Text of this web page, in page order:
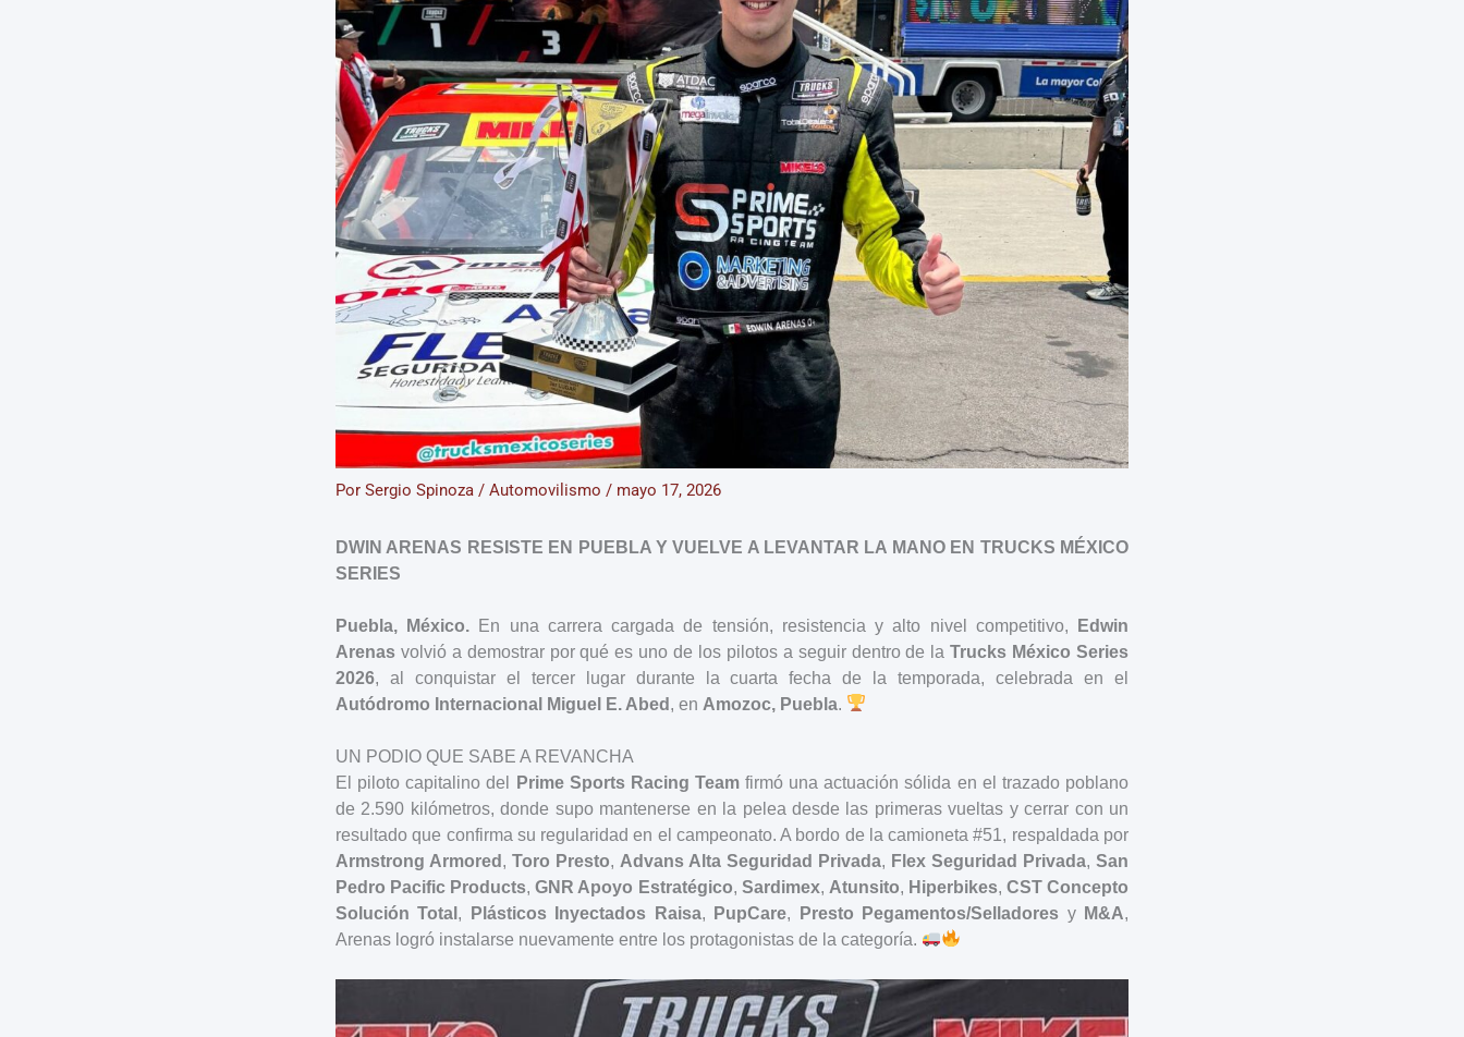
Por Sergio Spinoza / Automovilismo / mayo 17, 2026
DWIN ARENAS RESISTE EN PUEBLA Y VUELVE A LEVANTAR LA MANO EN TRUCKS MÉXICO
SERIES
Puebla, México. En una carrera cargada de tensión, resistencia y alto nivel competitivo,
Edwin
Arenas volvió a demostrar por qué es uno de los pilotos a seguir dentro de laTrucks México Series
2026, al conquistar el tercer lugar durante la cuarta fecha de la temporada, celebrada en el
Autódromo Internacional Miguel E. Abed , en Amozoc, Puebla.
UN PODIO QUE SABE A REVANCHA
El piloto capitalino del
Prime Sports Racing Teamfirmó una actuación sólida en el trazado poblano
de 2.590 kilómetros, donde supo mantenerse en la pelea desde las primeras vueltas y cerrar con un
resultado que confirma su regularidad en el campeonato. A bordo de la camioneta #51, respaldada por
Armstrong Armored , Toro Presto, Advans Alta Seguridad Privada, Flex Seguridad Privada, San
Pedro Pacific Products,GNR Apoyo Estratégico, Sardimex, Atunsito, Hiperbikes, CST Concepto
Solución Total , Plásticos Inyectados Raisa, PupCare, Presto Pegamentos/Selladores y M&A,
Arenas logró instalarse nuevamente entre los protagonistas de la categoría.